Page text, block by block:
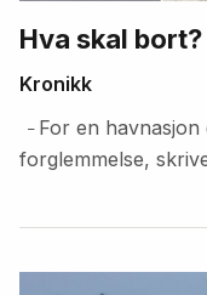
Hva skal
Kronikk
– For en
forglemmelse,
artikler